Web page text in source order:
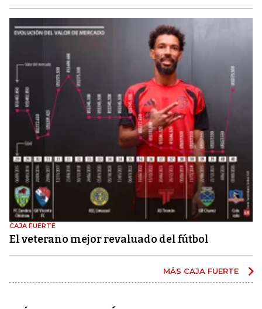
CAJA FUERTE
El veterano mejor revaluado del fútbol
MÁS CAJA FUERTE